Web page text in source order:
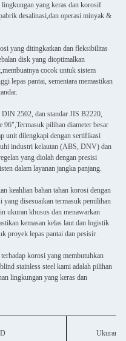
lingkungan yang keras dan korosif
desalinasi,dan operasi minyak &
yang ditingkatkan dan fleksibilitas
disk yang dioptimalkan
cocok untuk sistem
lepas pantai, sementara memastikan
2502, dan standar JIS B2220,
pilihan diameter besar
unit dilengkapi dengan sertifikasi
industri kelautan (ABS, DNV) dan
yang diolah dengan presisi
dalam layanan jangka panjang.
keahlian bahan tahan korosi dengan
yang disesuaikan termasuk pemilihan
ukuran khusus dan menawarkan
kemasan kelas laut dan logistik
proyek lepas pantai dan pesisir.
korosi yang membutuhkan
stainless steel kami adalah pilihan
lingkungan yang keras dan
Ukuran